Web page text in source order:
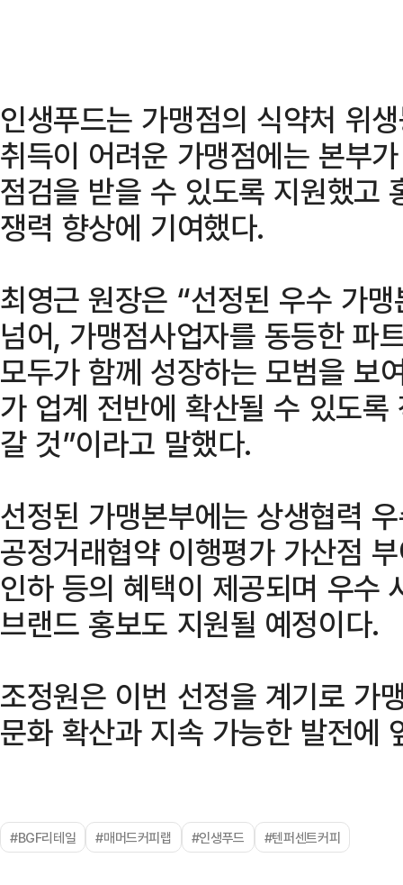
인생푸드는 가맹점의 식약처 위
취득이 어려운 가맹점에는 본부
점검을 받을 수 있도록 지원했고
쟁력 향상에 기여했다.
최영근 원장은 “선정된 우수 가
넘어, 가맹점사업자를 동등한 파
모두가 함께 성장하는 모범을 보
가 업계 전반에 확산될 수 있도
갈 것”이라고 말했다.
선정된 가맹본부에는 상생협력
공정거래협약 이행평가 가산점
인하 등의 혜택이 제공되며 우수
브랜드 홍보도 지원될 예정이다.
조정원은 이번 선정을 계기로 가
문화 확산과 지속 가능한 발전에
#BGF리테일 #매머드커피랩 #인생푸드 #텐퍼센트커피